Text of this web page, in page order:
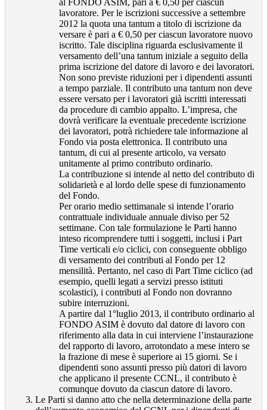
lavoratore. Per le iscrizioni successive a settembre
2012 la quota una tantum a titolo di iscrizione da
versare è pari a € 0,50 per ciascun lavoratore nuovo
iscritto. Tale disciplina riguarda esclusivamente il
versamento dell’una tantum iniziale a seguito della
prima iscrizione del datore di lavoro e dei lavoratori.
Non sono previste riduzioni per i dipendenti assunti
a tempo parziale. Il contributo una tantum non deve
essere versato per i lavoratori già iscritti interessati
da procedure di cambio appalto. L’impresa, che
dovrà verificare la eventuale precedente iscrizione
dei lavoratori, potrà richiedere tale informazione al
Fondo via posta elettronica. Il contributo una
tantum, di cui al presente articolo, va versato
unitamente al primo contributo ordinario.
La contribuzione si intende al netto del contributo di
solidarietà e al lordo delle spese di funzionamento
del Fondo.
Per orario medio settimanale si intende l’orario
contrattuale individuale annuale diviso per 52
settimane. Con tale formulazione le Parti hanno
inteso ricomprendere tutti i soggetti, inclusi i Part
Time verticali e/o ciclici, con conseguente obbligo
di versamento dei contributi al Fondo per 12
mensilità. Pertanto, nel caso di Part Time ciclico (ad
esempio, quelli legati a servizi presso istituti
scolastici), i contributi al Fondo non dovranno
subire interruzioni.
A partire dal 1°luglio 2013, il contributo ordinario al
FONDO ASIM è dovuto dal datore di lavoro con
riferimento alla data in cui interviene l’instaurazione
del rapporto di lavoro, arrotondato a mese intero se
la frazione di mese è superiore ai 15 giorni. Se i
dipendenti sono assunti presso più datori di lavoro
che applicano il presente CCNL, il contributo è
comunque dovuto da ciascun datore di lavoro.
Le Parti si danno atto che nella determinazione della parte